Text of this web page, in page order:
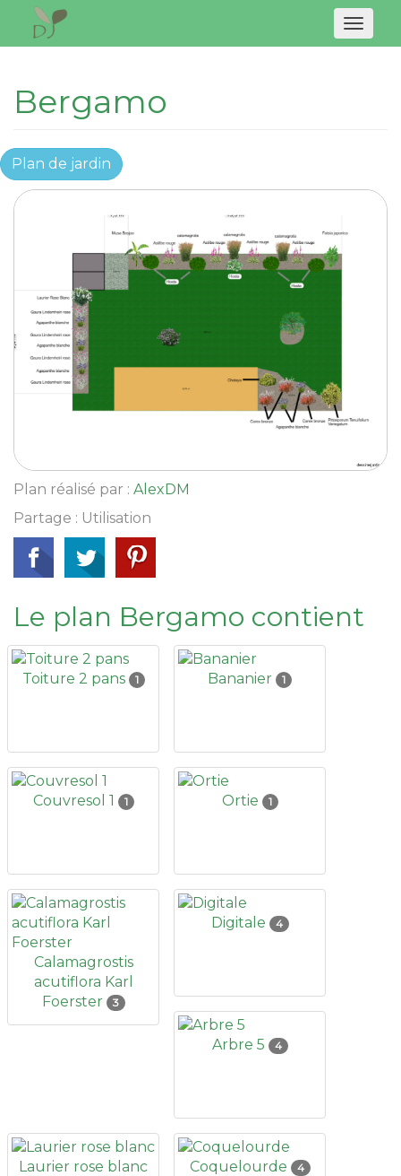
Bergamo
Plan de jardin
Plan réalisé par : AlexDM
Partage : Utilisation
Le plan Bergamo contient
Toiture 2 pans 1 Bananier 1
Couvresol 1 1 Ortie 1
Calamagrostis
acutiflora Karl
Foerster
3
Digitale 4
Arbre 5 4
Laurier rose blanc Coquelourde 4